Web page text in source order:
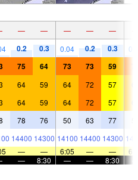
— — — — —
0.2 0.3 0.04 0.2 0.3
75 64 73 73 59
64 59 64 72 57
64 59 64 72 57
78 76 50 63 77
14400 14300 14100 14400 14300
— — 6:05 — —
— 8:30 — — 8:30